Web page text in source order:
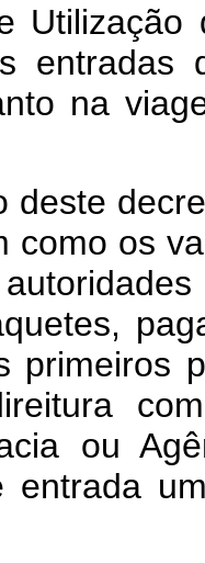
entradas
na
deste
como os
primeiros
ou
entrada